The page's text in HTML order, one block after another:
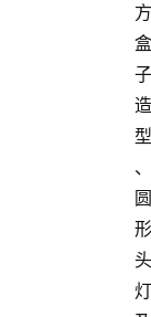
方
盒
子
造
型
、
圆
形
头
灯